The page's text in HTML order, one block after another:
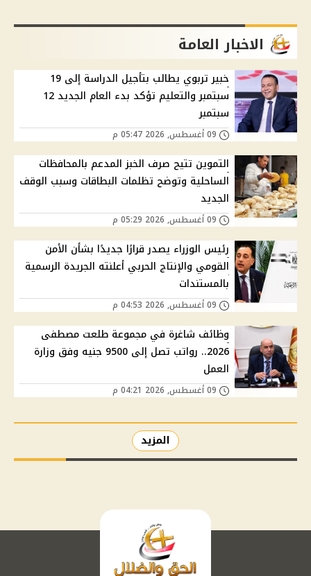
الاخبار العامة
خبير تربوي يطالب بتأجيل الدراسة إلى 19
سبتمبر والتعليم تؤكد بدء العام الجديد 12
سبتمبر
التموين تتيح صرف الخبز المدعم بالمحافظات
الساحلية وتوضح تظلمات البطاقات وسبب الوقف
الجديد
رئيس الوزراء يصدر قرارًا جديدًا بشأن الأمن
القومي والإنتاج الحربي أعلنته الجريدة الرسمية
بالمستندات
وظائف شاغرة في مجموعة طلعت مصطفى
2026.. رواتب تصل إلى 9500 جنيه وفق وزارة
العمل
المزيد